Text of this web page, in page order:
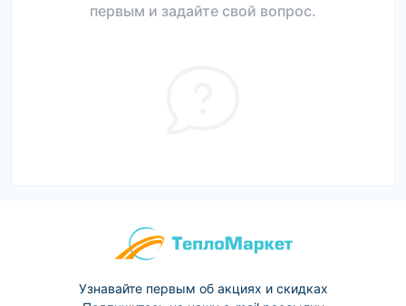
первым и задайте свой вопрос.
Узнавайте первым об акциях и скидках